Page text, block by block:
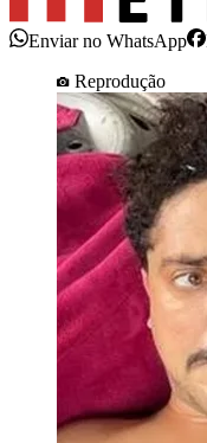
Enviar no WhatsApp
Reprodução